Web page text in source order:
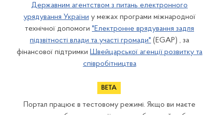
Державним агентством з питань електронного
урядування України у межах програми міжнародної
технічної допомоги "Електронне врядування задля
підзвітності влади та участі громади" (EGAP) , за
фінансової підтримки Швейцарської агенції розвитку та
співробітництва
Портал працює в тестовому режимі. Якщо ви маєте